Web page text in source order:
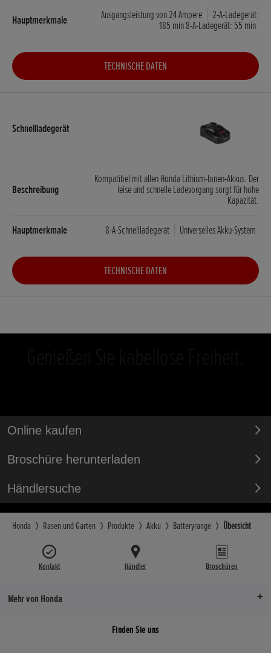
Ausgangsleistung von 24 Ampere
2-A-Ladegerät:
185 min 8-A-Ladegerät: 55 min
TECHNISCHE DATEN
Kompatibel mit allen Honda Lithium-Ionen-Akkus. Der
leise und schnelle Ladevorgang sorgt für hohe
Kapazität.
8-A-Schnellladegerät Universelles Akku-System
TECHNISCHE DATEN
Online kaufen
Broschüre herunterladen
Händlersuche
Honda Rasen und Garten Produkte Akku Batteryrange Übersicht
Kontakt Händler Broschüren
Mehr von Honda
Finden Sie uns